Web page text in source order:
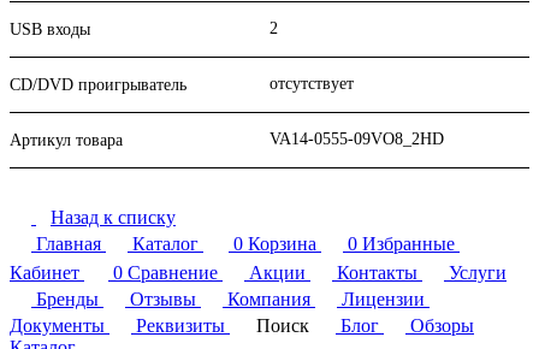
USB входы 2
CD/DVD проигрыватель отсутствует
Артикул товара VA14-0555-09VO8_2HD
Назад к списку
Главная
Каталог 0 Корзина 0 Избранные
Кабинет
0 Сравнение Акции Контакты
Услуги
Бренды
Отзывы Компания
Лицензии
Документы
Реквизиты Поиск Блог
Обзоры